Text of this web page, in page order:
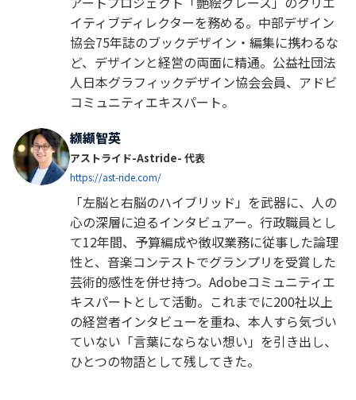
イティブディレクターを務める。中部デザイン
協会75年誌のブックデザイン・編集に携わるな
ど、デザインと経営の両面に精通。公益社団法
人日本グラフィックデザイン協会会員、アドビ
コミュニティエキスパート。
纐纈智英
アストライド-Astride- 代表
https://ast-ride.com/
「左脳と右脳のハイブリッド」を武器に、人の
心の深層に迫るインタビュアー。行政職員とし
て12年間、予算編成や徴収業務に従事した論理
性と、音楽コンテストでグランプリを受賞した
芸術的感性を併せ持つ。Adobeコミュニティエ
キスパートとして活動。これまでに200社以上
の経営者インタビューを重ね、本人すら気づい
ていない「言葉にならない想い」を引き出し、
ひとつの物語として残してきた。